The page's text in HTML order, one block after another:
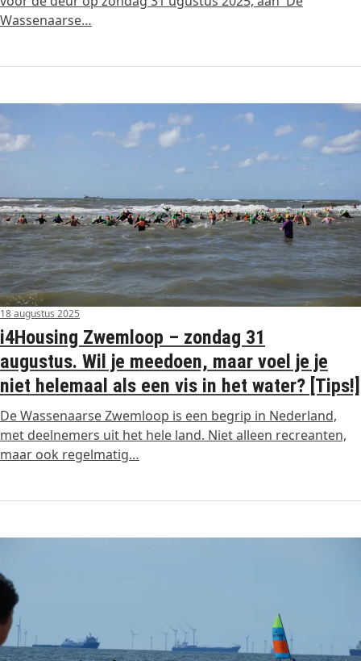
Wassenaarse…
18 augustus 2025
i4Housing Zwemloop – zondag 31
augustus. Wil je meedoen, maar voel je je
niet helemaal als een vis in het water? [Tips!]
De Wassenaarse Zwemloop is een begrip in Nederland,
met deelnemers uit het hele land. Niet alleen recreanten,
maar ook regelmatig…